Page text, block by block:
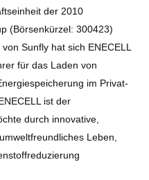
der 2010
(Börsenkürzel: 300423)
Sunfly hat sich ENECELL
für das Laden von
im Privat-
ist der
durch innovative,
Leben,